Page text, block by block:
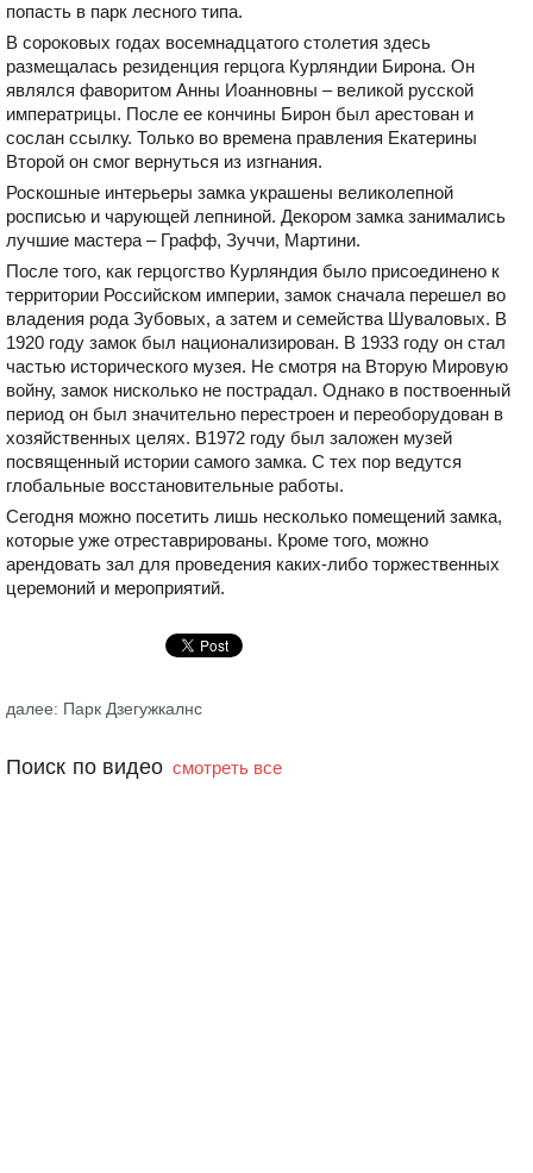
попасть в парк лесного типа.
В сороковых годах восемнадцатого столетия здесь
размещалась резиденция герцога Курляндии Бирона. Он
являлся фаворитом Анны Иоанновны – великой русской
императрицы. После ее кончины Бирон был арестован и
сослан ссылку. Только во времена правления Екатерины
Второй он смог вернуться из изгнания.
Роскошные интерьеры замка украшены великолепной
росписью и чарующей лепниной. Декором замка занимались
лучшие мастера – Графф, Зуччи, Мартини.
После того, как герцогство Курляндия было присоединено к
территории Российском империи, замок сначала перешел во
владения рода Зубовых, а затем и семейства Шуваловых. В
1920 году замок был национализирован. В 1933 году он стал
частью исторического музея. Не смотря на Вторую Мировую
войну, замок нисколько не пострадал. Однако в поствоенный
период он был значительно перестроен и переоборудован в
хозяйственных целях. В1972 году был заложен музей
посвященный истории самого замка. С тех пор ведутся
глобальные восстановительные работы.
Сегодня можно посетить лишь несколько помещений замка,
которые уже отреставрированы. Кроме того, можно
арендовать зал для проведения каких-либо торжественных
церемоний и мероприятий.
далее: Парк Дзегужкалнс
Поиск по видео смотреть все